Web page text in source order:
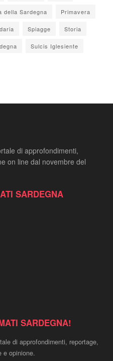
della Sardegna Primavera
Spiagge Storia
Sulcis Iglesiente
di approfondimenti,
on line dal novembre del
SARDEGNA
SARDEGNA!
di approfondimenti, reportage,
e opinione.